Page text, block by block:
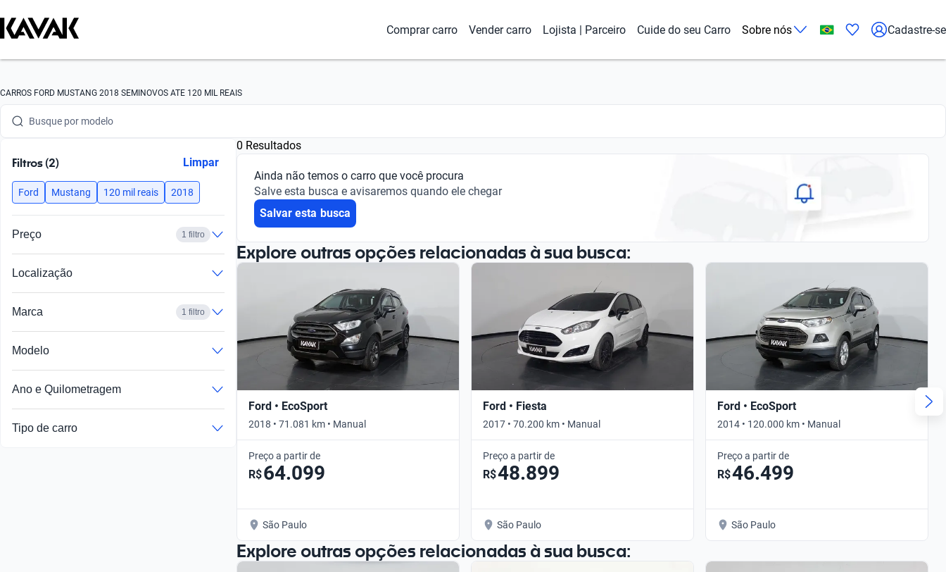
Comprar carro Vender carro Lojista | Parceiro Cuide do seu Carro Sobre nós Cadastre-se
CARROS FORD MUSTANG 2018 SEMINOVOS ATE 120 MIL REAIS
Busque por marca
Busque por modelo
Busque por ano
Busque por marca
Busque por versão
Busque por ano
Filtros (2) Limpar
Ford Mustang 120 mil reais 2018
Preço 1 filtro
Localização
Marca 1 filtro
Modelo
Ano e Quilometragem
Tipo de carro
0 Resultados
Ainda não temos o carro que você procura
Salve esta busca e avisaremos quando ele chegar
Salvar esta busca
Explore outras opções relacionadas à sua busca:
Ford • EcoSport
2018 • 71.081 km • Manual
Preço a partir de
R$64.099
São Paulo
Ford • Fiesta
2017 • 70.200 km • Manual
Preço a partir de
R$48.899
São Paulo
Ford • EcoSport
2014 • 120.000 km • Manual
Preço a partir de
R$46.499
São Paulo
Explore outras opções relacionadas à sua busca: